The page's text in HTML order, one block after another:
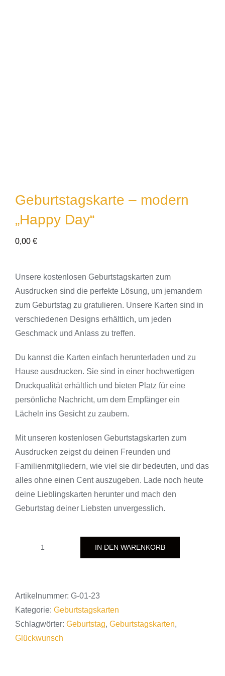
Geburtstagskarte – modern
„Happy Day“
0,00 €
Unsere kostenlosen Geburtstagskarten zum
Ausdrucken sind die perfekte Lösung, um jemandem
zum Geburtstag zu gratulieren. Unsere Karten sind in
verschiedenen Designs erhältlich, um jeden
Geschmack und Anlass zu treffen.
Du kannst die Karten einfach herunterladen und zu
Hause ausdrucken. Sie sind in einer hochwertigen
Druckqualität erhältlich und bieten Platz für eine
persönliche Nachricht, um dem Empfänger ein
Lächeln ins Gesicht zu zaubern.
Mit unseren kostenlosen Geburtstagskarten zum
Ausdrucken zeigst du deinen Freunden und
Familienmitgliedern, wie viel sie dir bedeuten, und das
alles ohne einen Cent auszugeben. Lade noch heute
deine Lieblingskarten herunter und mach den
Geburtstag deiner Liebsten unvergesslich.
"Happy
Day"
Menge
IN DEN WARENKORB
Artikelnummer: G-01-23
Kategorie: Geburtstagskarten
Schlagwörter: Geburtstag, Geburtstagskarten,
Glückwunsch